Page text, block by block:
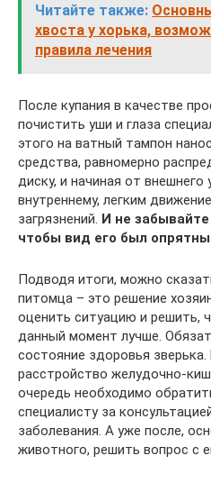
Читайте также:
хвоста у хорька,
правила лечения
После купания в качестве
почистить уши и глаза
этого на ватный тампон
средства, равномерно
диску, и начиная от внешнего
внутреннему, легким
загрязнений. И не
чтобы вид его был
Подводя итоги, можно
питомца – это решение
оценить ситуацию и решить,
данный момент лучше.
состояние здоровья зверька.
расстройство желудочно-
очередь необходимо
специалисту за
заболевания. А уже после,
животного, решить вопрос с